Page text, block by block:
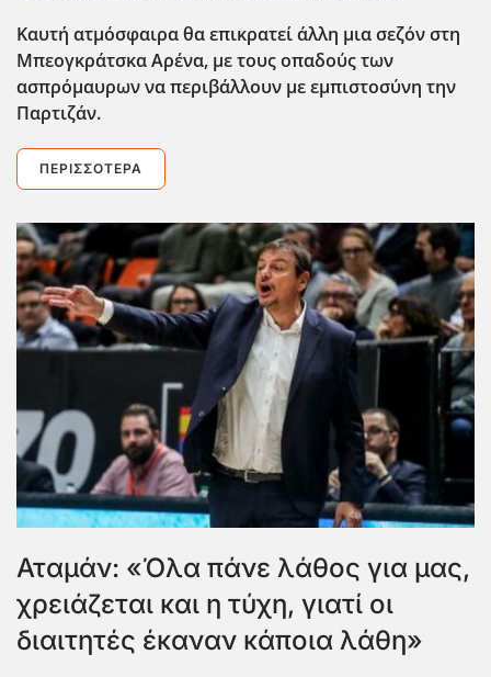
Καυτή ατμόσφαιρα θα επικρατεί άλλη μια σεζόν στη
Μπεογκράτσκα Αρένα, με τους οπαδούς των
ασπρόμαυρων να περιβάλλουν με εμπιστοσύνη την
Παρτιζάν.
ΠΕΡΙΣΣΌΤΕΡΑ
Αταμάν: «Όλα πάνε λάθος για μας,
χρειάζεται και η τύχη, γιατί οι
διαιτητές έκαναν κάποια λάθη»